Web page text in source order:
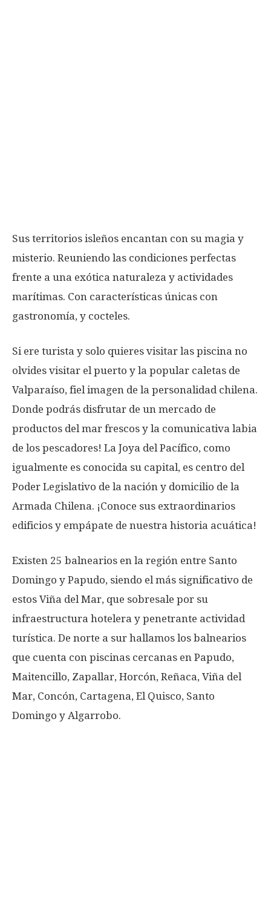
Sus territorios isleños encantan con su magia y
misterio. Reuniendo las condiciones perfectas
frente a una exótica naturaleza y actividades
marítimas. Con características únicas con
gastronomía, y cocteles.
Si ere turista y solo quieres visitar las piscina no
olvides visitar el puerto y la popular caletas de
Valparaíso, fiel imagen de la personalidad chilena.
Donde podrás disfrutar de un mercado de
productos del mar frescos y la comunicativa labia
de los pescadores! La Joya del Pacífico, como
igualmente es conocida su capital, es centro del
Poder Legislativo de la nación y domicilio de la
Armada Chilena. ¡Conoce sus extraordinarios
edificios y empápate de nuestra historia acuática!
Existen 25 balnearios en la región entre Santo
Domingo y Papudo, siendo el más significativo de
estos Viña del Mar, que sobresale por su
infraestructura hotelera y penetrante actividad
turística. De norte a sur hallamos los balnearios
que cuenta con piscinas cercanas en Papudo,
Maitencillo, Zapallar, Horcón, Reñaca, Viña del
Mar, Concón, Cartagena, El Quisco, Santo
Domingo y Algarrobo.